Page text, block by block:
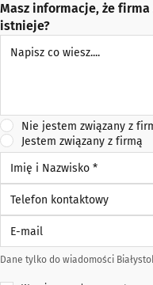
Masz informacje, że
istnieje?
Nie jestem związany z
Jestem związany z firmą
Imię i Nazwisko *
Telefon kontaktowy
Dane tylko do wiadomości